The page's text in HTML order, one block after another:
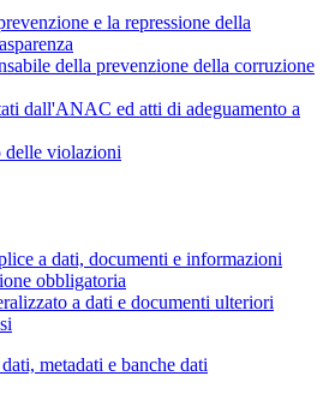
e la repressione della
della prevenzione della corruzione
dall'ANAC ed atti di adeguamento a
delle violazioni
a dati, documenti e informazioni
obbligatoria
a dati e documenti ulteriori
metadati e banche dati